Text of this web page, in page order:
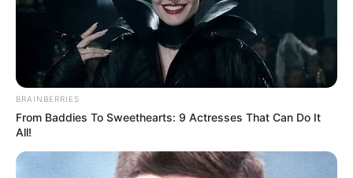
BRAINBERRIES
From Baddies To Sweethearts: 9 Actresses That Can Do It
All!